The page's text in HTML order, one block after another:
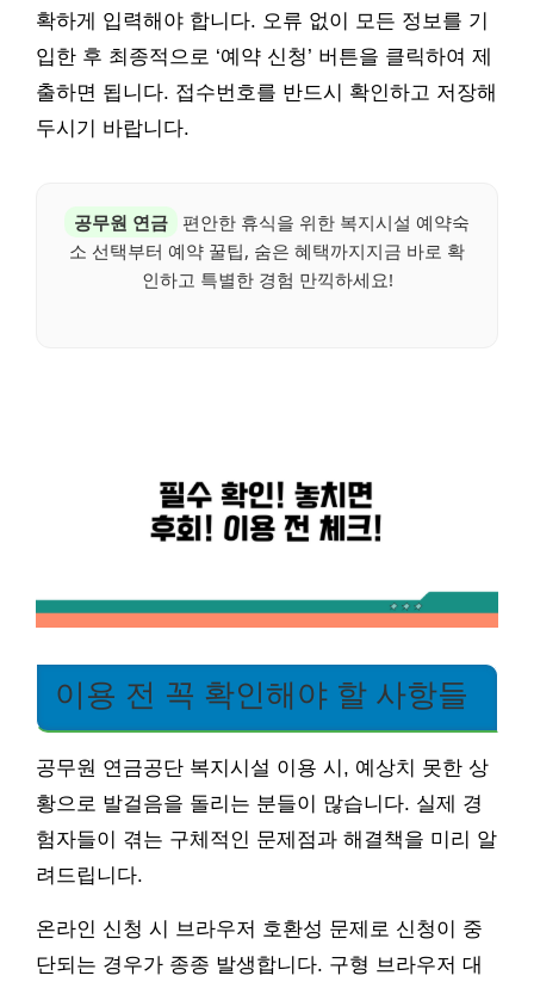
확하게 입력해야 합니다. 오류 없이 모든 정보를 기
입한 후 최종적으로 ‘예약 신청’ 버튼을 클릭하여 제
출하면 됩니다. 접수번호를 반드시 확인하고 저장해
두시기 바랍니다.
공무원 연금
편안한 휴식을 위한 복지시설 예약숙
소 선택부터 예약 꿀팁, 숨은 혜택까지지금 바로 확
인하고 특별한 경험 만끽하세요!
이용 전 꼭 확인해야 할 사항들
공무원 연금공단 복지시설 이용 시, 예상치 못한 상
황으로 발걸음을 돌리는 분들이 많습니다. 실제 경
험자들이 겪는 구체적인 문제점과 해결책을 미리 알
려드립니다.
온라인 신청 시 브라우저 호환성 문제로 신청이 중
단되는 경우가 종종 발생합니다. 구형 브라우저 대